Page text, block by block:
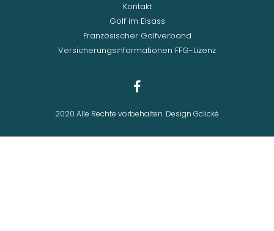
Kontakt
Golf im Elsass
Französischer Golfverband
Versicherungsinformationen FFG-Lizenz
2020 Alle Rechte vorbehalten. Design Gclické